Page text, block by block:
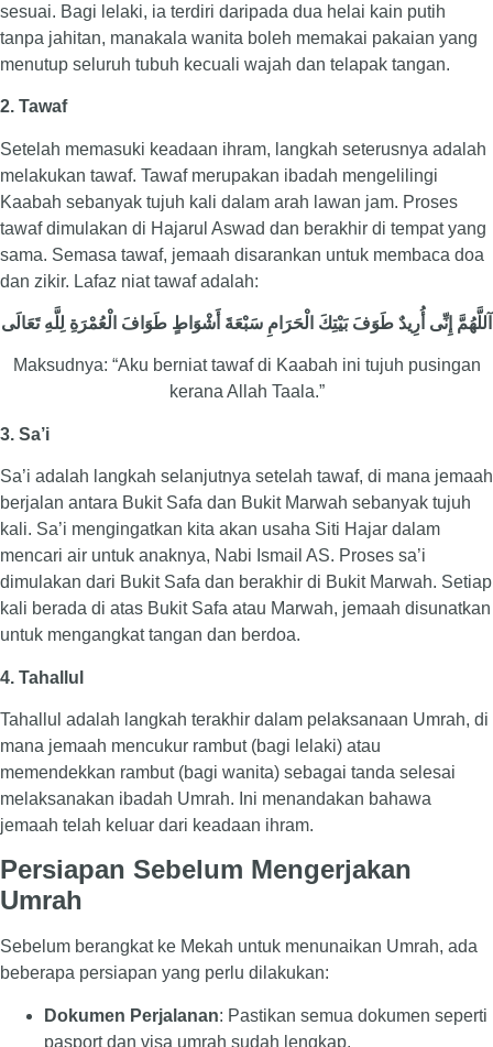
sesuai. Bagi lelaki, ia terdiri daripada dua helai kain putih
tanpa jahitan, manakala wanita boleh memakai pakaian yang
menutup seluruh tubuh kecuali wajah dan telapak tangan.
2. Tawaf
Setelah memasuki keadaan ihram, langkah seterusnya adalah
melakukan tawaf. Tawaf merupakan ibadah mengelilingi
Kaabah sebanyak tujuh kali dalam arah lawan jam. Proses
tawaf dimulakan di Hajarul Aswad dan berakhir di tempat yang
sama. Semasa tawaf, jemaah disarankan untuk membaca doa
dan zikir. Lafaz niat tawaf adalah:
آللَّهُمَّ إِنِّى أُرِيدٌ طَوَفَ بَيْتِكَ الْحَرَامِ سَبْعَةَ أَشْوَاطٍ طَوَافَ الْعُمْرَةِ لِلَّهِ تَعَالَى
Maksudnya: “Aku berniat tawaf di Kaabah ini tujuh pusingan
kerana Allah Taala.”
3. Sa’i
Sa’i adalah langkah selanjutnya setelah tawaf, di mana jemaah
berjalan antara Bukit Safa dan Bukit Marwah sebanyak tujuh
kali. Sa’i mengingatkan kita akan usaha Siti Hajar dalam
mencari air untuk anaknya, Nabi Ismail AS. Proses sa’i
dimulakan dari Bukit Safa dan berakhir di Bukit Marwah. Setiap
kali berada di atas Bukit Safa atau Marwah, jemaah disunatkan
untuk mengangkat tangan dan berdoa.
4. Tahallul
Tahallul adalah langkah terakhir dalam pelaksanaan Umrah, di
mana jemaah mencukur rambut (bagi lelaki) atau
memendekkan rambut (bagi wanita) sebagai tanda selesai
melaksanakan ibadah Umrah. Ini menandakan bahawa
jemaah telah keluar dari keadaan ihram.
Persiapan Sebelum Mengerjakan
Umrah
Sebelum berangkat ke Mekah untuk menunaikan Umrah, ada
beberapa persiapan yang perlu dilakukan:
Dokumen Perjalanan: Pastikan semua dokumen seperti
pasport dan visa umrah sudah lengkap.